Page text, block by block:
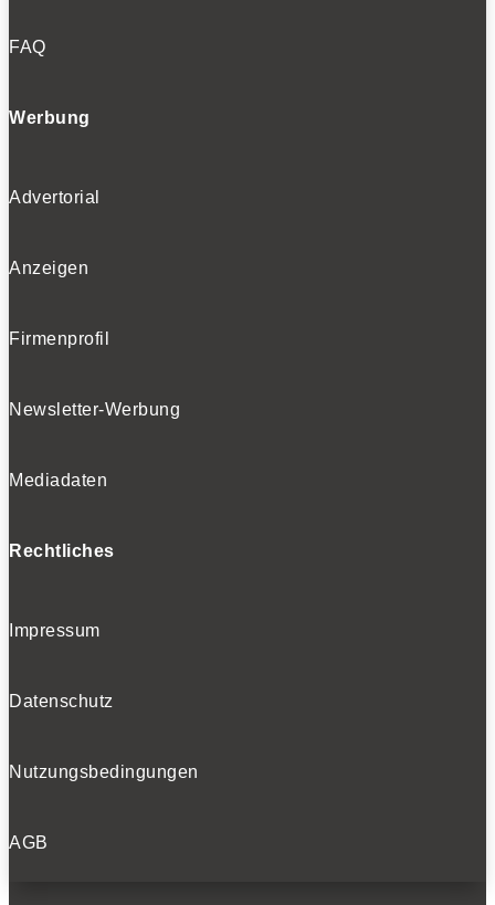
FAQ
Werbung
Advertorial
Anzeigen
Firmenprofil
Newsletter-Werbung
Mediadaten
Rechtliches
Impressum
Datenschutz
Nutzungsbedingungen
AGB